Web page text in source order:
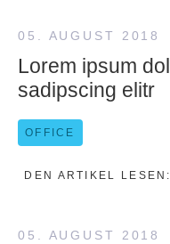
05. AUGUST 2018
Lorem ipsum
sadipscing elitr
OFFICE
DEN ARTIKEL
05. AUGUST 2018